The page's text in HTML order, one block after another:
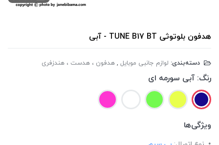
هدفون بلوتوثی TUNE B17 BT - آبی
دسته‌بندی: لوازم جانبی موبایل ,هدفون ، هدست ، هندزفری
رنگ: آبی سورمه ای
ویژگی‌ها